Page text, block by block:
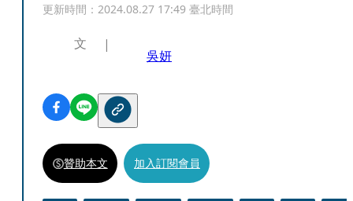
更新時間： 2024.08.27 17:49 臺北時間
文
吳妍
贊助本文 加入訂閱會員